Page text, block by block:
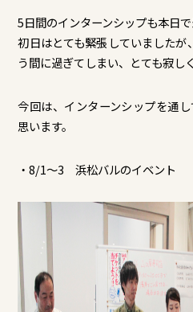
5日間のインターンシップも本日で
初日はとても緊張していました
う間に過ぎてしまい、とても寂し
今回は、インターンシップを通
思います。
・8/1～3 浜松バルのイベント